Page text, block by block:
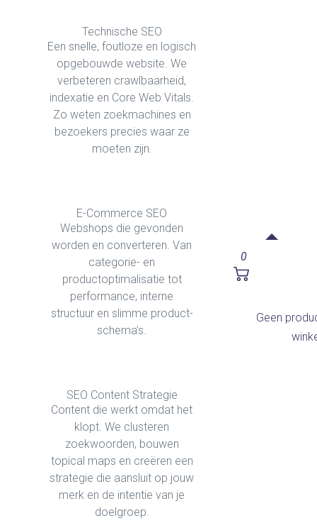
Technische SEO
Een snelle, foutloze en logisch
opgebouwde website. We
verbeteren crawlbaarheid,
indexatie en Core Web Vitals.
Zo weten zoekmachines en
bezoekers precies waar ze
moeten zijn.
E-Commerce SEO
Webshops die gevonden
worden en converteren. Van
categorie- en
productoptimalisatie tot
performance, interne
structuur en slimme product-
schema’s.
SEO Content Strategie
Content die werkt omdat het
klopt. We clusteren
zoekwoorden, bouwen
topical maps en creëren een
strategie die aansluit op jouw
merk en de intentie van je
doelgroep.
0
Geen